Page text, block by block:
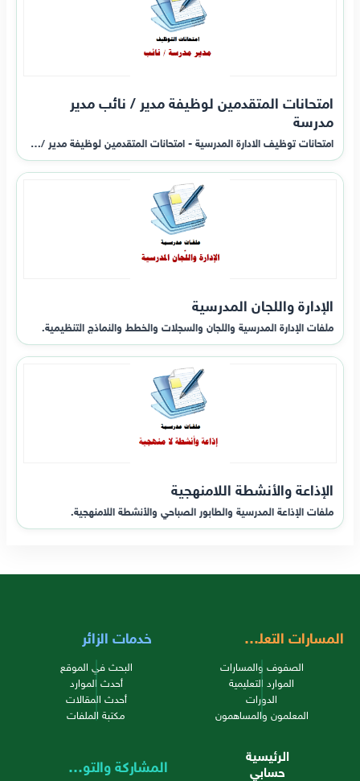
امتحانات المتقدمين لوظيفة مدير / نائب مدير
مدرسة
امتحانات توظيف الادارة المدرسية - امتحانات المتقدمين لوظيفة مدير /…
الإدارة واللجان المدرسية
ملفات الإدارة المدرسية واللجان والسجلات والخطط والنماذج التنظيمية.
الإذاعة والأنشطة اللامنهجية
ملفات الإذاعة المدرسية والطابور الصباحي والأنشطة اللامنهجية.
المسارات التعليمية
الصفوف والمسارات
الموارد التعليمية
الدورات
المعلمون والمساهمون
خدمات الزائر
البحث في الموقع
أحدث الموارد
أحدث المقالات
مكتبة الملفات
الرئيسية
حسابي المشاركة والتواصل